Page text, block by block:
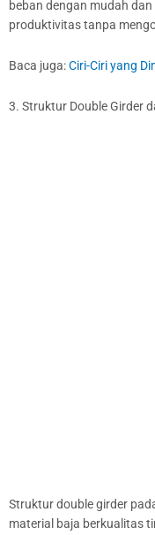
beban dengan mudah
produktivitas tanpa
Baca juga:Ciri-Ciri yang
3. Struktur Double Girder
Struktur double girder
material baja berkualitas